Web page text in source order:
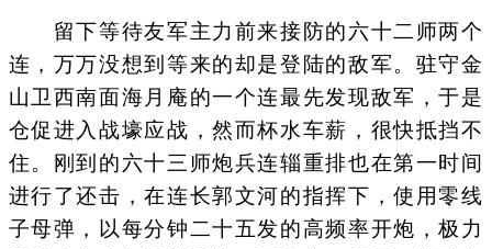
留下等待友军主力前来接防的六十二师两个
连，万万没想到等来的却是登陆的敌军。驻守金
山卫西南面海月庵的一个连最先发现敌军，于是
仓促进入战壕应战，然而杯水车薪，很快抵挡不
住。刚到的六十三师炮兵连辎重排也在第一时间
进行了还击，在连长郭文河的指挥下，使用零线
子母弹，以每分钟二十五发的高频率开炮，极力